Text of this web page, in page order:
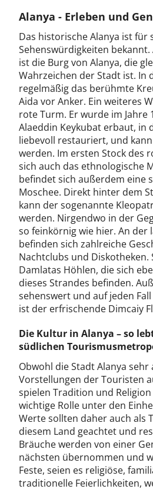
Alanya - Erleben und
Das historische Alanya ist für
Sehenswürdigkeiten bekannt.
ist die Burg von Alanya, die
Wahrzeichen der Stadt ist. In
regelmäßig das berühmte
Aida vor Anker. Ein weiteres
rote Turm. Er wurde im Jahre
Alaeddin Keykubat erbaut, in
liebevoll restauriert, und
werden. Im ersten Stock des
sich auch das ethnologische
befindet sich außerdem eine
Moschee. Direkt hinter dem
kann der sogenannte
werden. Nirgendwo in der
so feinkörnig wie hier. An der
befinden sich zahlreiche
Nachtclubs und Diskotheken.
Damlatas Höhlen, die sich
dieses Strandes befinden.
sehenswert und auf jeden
ist der erfrischende Dimcaiy
Die Kultur in Alanya – so
südlichen
Obwohl die Stadt Alanya
Vorstellungen der Touristen
spielen Tradition und
wichtige Rolle unter den
Werte sollten daher auch als
diesem Land geachtet und
Bräuche werden von einer
nächsten übernommen und
Feste, seien es religiöse,
traditionelle Feierlichkeiten,